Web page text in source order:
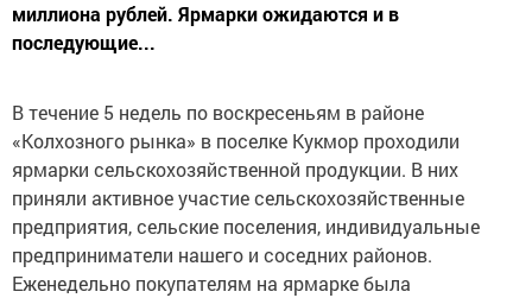
миллиона рублей. Ярмарки ожидаются и в
последующие...
В течение 5 недель по воскресеньям в районе
«Колхозного рынка» в поселке Кукмор проходили
ярмарки сельскохозяйственной продукции. В них
приняли активное участие сельскохозяйственные
предприятия, сельские поселения, индивидуальные
предприниматели нашего и соседних районов.
Еженедельно покупателям на ярмарке была